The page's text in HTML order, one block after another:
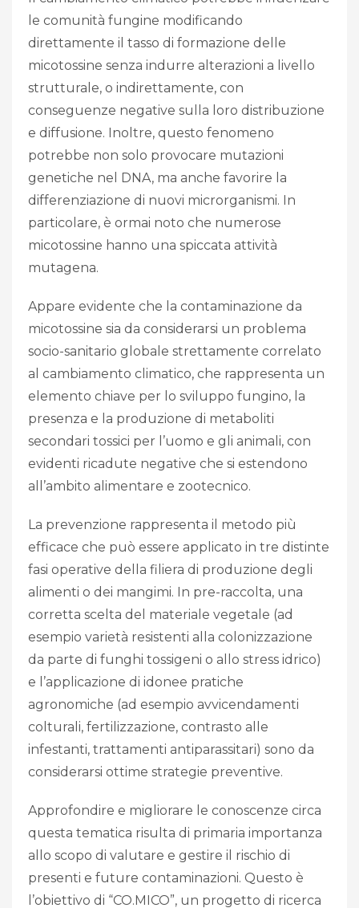
le comunità fungine modificando
direttamente il tasso di formazione delle
micotossine senza indurre alterazioni a livello
strutturale, o indirettamente, con
conseguenze negative sulla loro distribuzione
e diffusione. Inoltre, questo fenomeno
potrebbe non solo provocare mutazioni
genetiche nel DNA, ma anche favorire la
differenziazione di nuovi microrganismi. In
particolare, è ormai noto che numerose
micotossine hanno una spiccata attività
mutagena.
Appare evidente che la contaminazione da
micotossine sia da considerarsi un problema
socio-sanitario globale strettamente correlato
al cambiamento climatico, che rappresenta un
elemento chiave per lo sviluppo fungino, la
presenza e la produzione di metaboliti
secondari tossici per l’uomo e gli animali, con
evidenti ricadute negative che si estendono
all’ambito alimentare e zootecnico.
La prevenzione rappresenta il metodo più
efficace che può essere applicato in tre distinte
fasi operative della filiera di produzione degli
alimenti o dei mangimi. In pre-raccolta, una
corretta scelta del materiale vegetale (ad
esempio varietà resistenti alla colonizzazione
da parte di funghi tossigeni o allo stress idrico)
e l’applicazione di idonee pratiche
agronomiche (ad esempio avvicendamenti
colturali, fertilizzazione, contrasto alle
infestanti, trattamenti antiparassitari) sono da
considerarsi ottime strategie preventive.
Approfondire e migliorare le conoscenze circa
questa tematica risulta di primaria importanza
allo scopo di valutare e gestire il rischio di
presenti e future contaminazioni. Questo è
l’obiettivo di “CO.MICO”, un progetto di ricerca